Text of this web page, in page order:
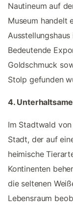
Nautineum auf
Museum handelt
Bedeutende
Goldschmuck
Stolp gefunden
4.
Im Stadtwald
Stadt, der auf
heimische
Kontinenten
die seltenen
Lebensraum